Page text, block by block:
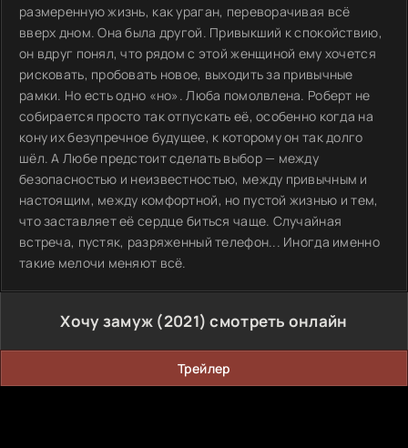
размеренную жизнь, как ураган, переворачивая всё
вверх дном. Она была другой. Привыкший к спокойствию,
он вдруг понял, что рядом с этой женщиной ему хочется
рисковать, пробовать новое, выходить за привычные
рамки. Но есть одно «но». Люба помолвлена. Роберт не
собирается просто так отпускать её, особенно когда на
кону их безупречное будущее, к которому он так долго
шёл. А Любе предстоит сделать выбор — между
безопасностью и неизвестностью, между привычным и
настоящим, между комфортной, но пустой жизнью и тем,
что заставляет её сердце биться чаще. Случайная
встреча, пустяк, разряженный телефон... Иногда именно
такие мелочи меняют всё.
Хочу замуж (2021) смотреть онлайн
Трейлер